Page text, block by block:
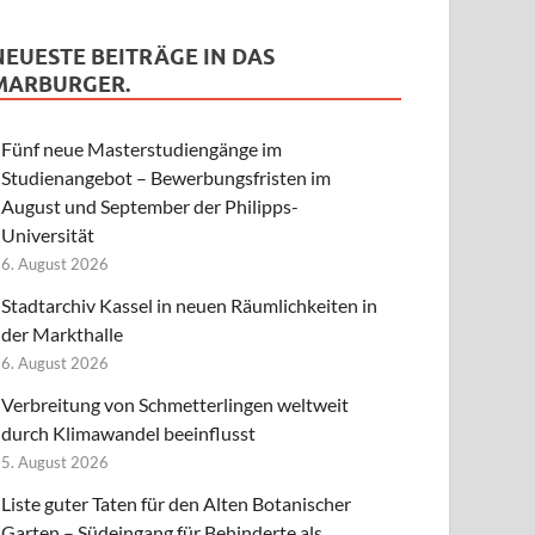
BEITRÄGE IN DAS
Fünf neue Masterstudiengänge im
Studienangebot – Bewerbungsfristen im
August und September der Philipps-
Universität
6. August 2026
Stadtarchiv Kassel in neuen Räumlichkeiten in
der Markthalle
6. August 2026
Verbreitung von Schmetterlingen weltweit
durch Klimawandel beeinflusst
5. August 2026
Liste guter Taten für den Alten Botanischer